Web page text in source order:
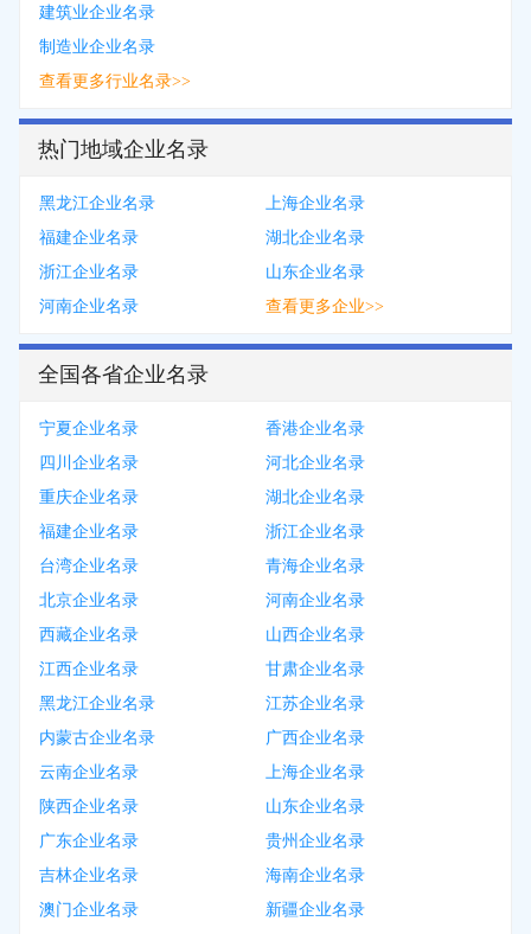
建筑业企业名录
制造业企业名录
查看更多行业名录>>
热门地域企业名录
黑龙江企业名录
上海企业名录
福建企业名录
湖北企业名录
浙江企业名录
山东企业名录
河南企业名录
查看更多企业>>
全国各省企业名录
宁夏企业名录
香港企业名录
四川企业名录
河北企业名录
重庆企业名录
湖北企业名录
福建企业名录
浙江企业名录
台湾企业名录
青海企业名录
北京企业名录
河南企业名录
西藏企业名录
山西企业名录
江西企业名录
甘肃企业名录
黑龙江企业名录
江苏企业名录
内蒙古企业名录
广西企业名录
云南企业名录
上海企业名录
陕西企业名录
山东企业名录
广东企业名录
贵州企业名录
吉林企业名录
海南企业名录
澳门企业名录
新疆企业名录